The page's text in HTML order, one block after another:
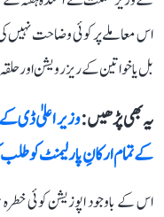
اس معاملے پر کوئی وضاحت نہیں
بل یا خواتین کے ریزرویشن اور
یہ بھی پڑھیں :وزیر اعلیٰ ڈی
کے تمام ارکانِ پارلیمنٹ کو طلب
اس کے باوجود اپوزیشن کوئی